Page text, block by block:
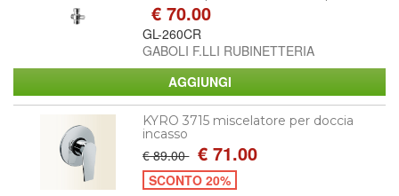
€ 70.00
GL-260CR
GABOLI F.LLI RUBINETTERIA
KYRO 3715 miscelatore per doccia
incasso
€ 89.00 € 71.00
SCONTO 20%